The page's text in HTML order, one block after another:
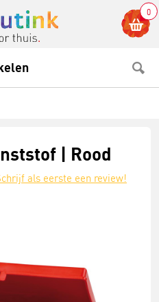
0
| Rood
als eerste een review!